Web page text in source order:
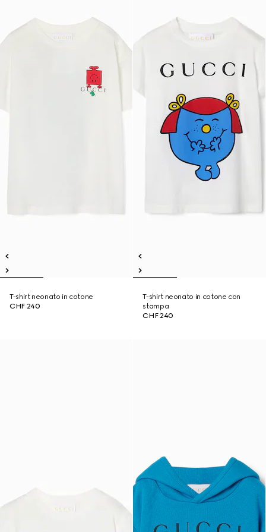
T-shirt neonato in cotone
CHF 240
T-shirt neonato in cotone con
stampa
CHF 240